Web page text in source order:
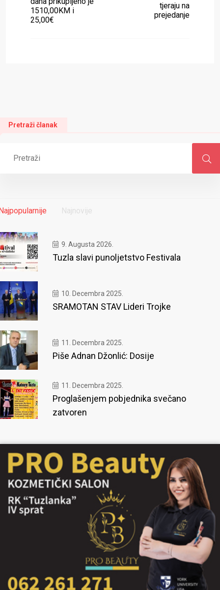
1510,00KM i
25,00€
tjeraju na
prejedanje
Pretraži članak
Najnovije
9. Augusta 2026.
Tuzla slavi punoljetstvo Festivala
10. Decembra 2025.
SRAMOTAN STAV Lideri Trojke
11. Decembra 2025.
Piše Adnan Džonlić: Dosije
11. Decembra 2025.
Proglašenjem pobjednika svečano
zatvoren